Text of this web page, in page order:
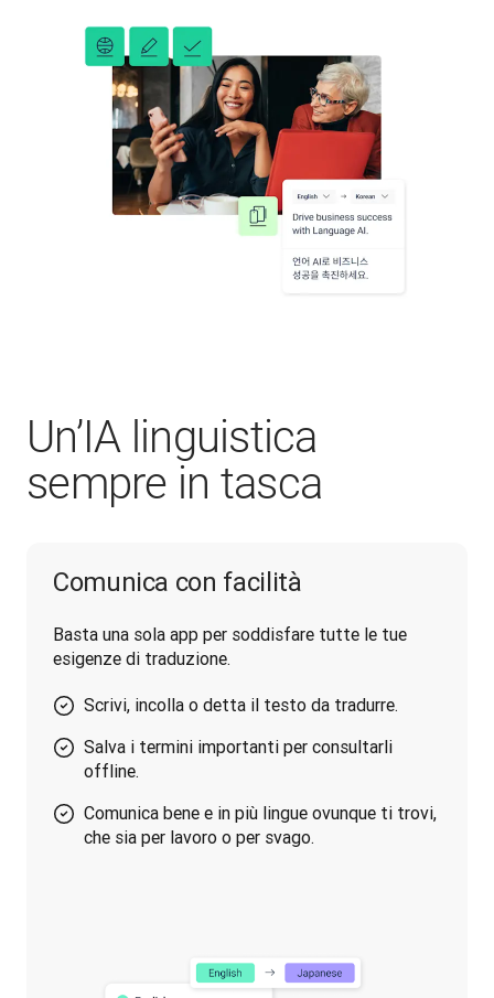
Un’IA linguistica
sempre in tasca
Comunica con facilità
Basta una sola app per soddisfare tutte le tue
esigenze di traduzione.
Scrivi, incolla o detta il testo da tradurre.
Salva i termini importanti per consultarli
offline.
Comunica bene e in più lingue ovunque ti trovi,
che sia per lavoro o per svago.